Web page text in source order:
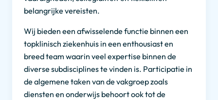
belangrijke vereisten.
Wij bieden een afwisselende functie binnen een
topklinisch ziekenhuis in een enthousiast en
breed team waarin veel expertise binnen de
diverse subdisciplines te vinden is. Participatie in
de algemene taken van de vakgroep zoals
diensten en onderwijs behoort ook tot de